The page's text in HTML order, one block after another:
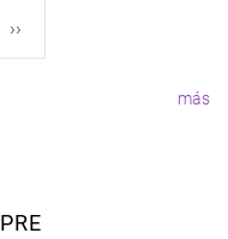
Siguiente
››
más